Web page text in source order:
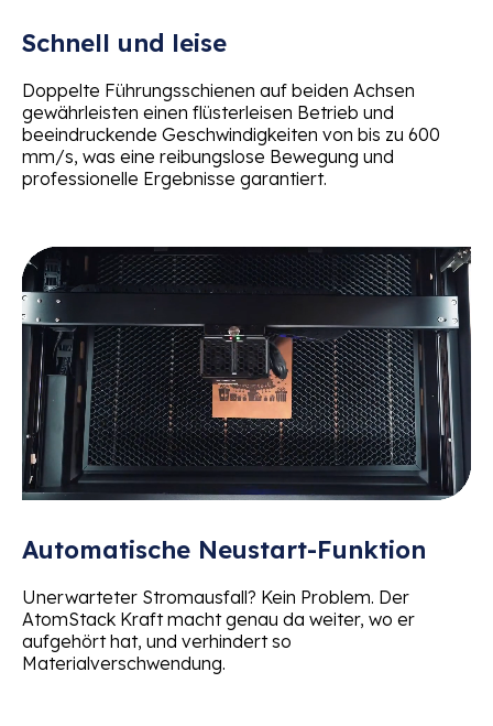
Schnell und leise
Doppelte Führungsschienen auf beiden Achsen
gewährleisten einen flüsterleisen Betrieb und
beeindruckende Geschwindigkeiten von bis zu 600
mm/s, was eine reibungslose Bewegung und
professionelle Ergebnisse garantiert.
Automatische Neustart-Funktion
Unerwarteter Stromausfall? Kein Problem. Der
AtomStack Kraft macht genau da weiter, wo er
aufgehört hat, und verhindert so
Materialverschwendung.